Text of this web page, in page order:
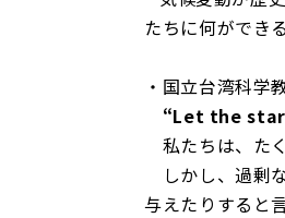
たちに何ができ
・国立台湾科学
“Let the
私たちは、た
しかし、過剰
与えたりすると